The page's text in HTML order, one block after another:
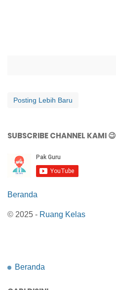
Posting Lebih Baru
SUBSCRIBE CHANNEL KAMI 😉
Beranda
© 2025 - Ruang Kelas
Beranda